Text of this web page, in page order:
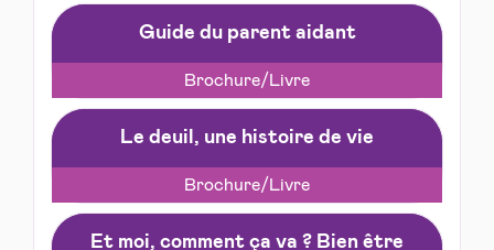
Guide du parent aidant
Brochure/Livre
Le deuil, une histoire de vie
Brochure/Livre
Et moi, comment ça va ? Bien être